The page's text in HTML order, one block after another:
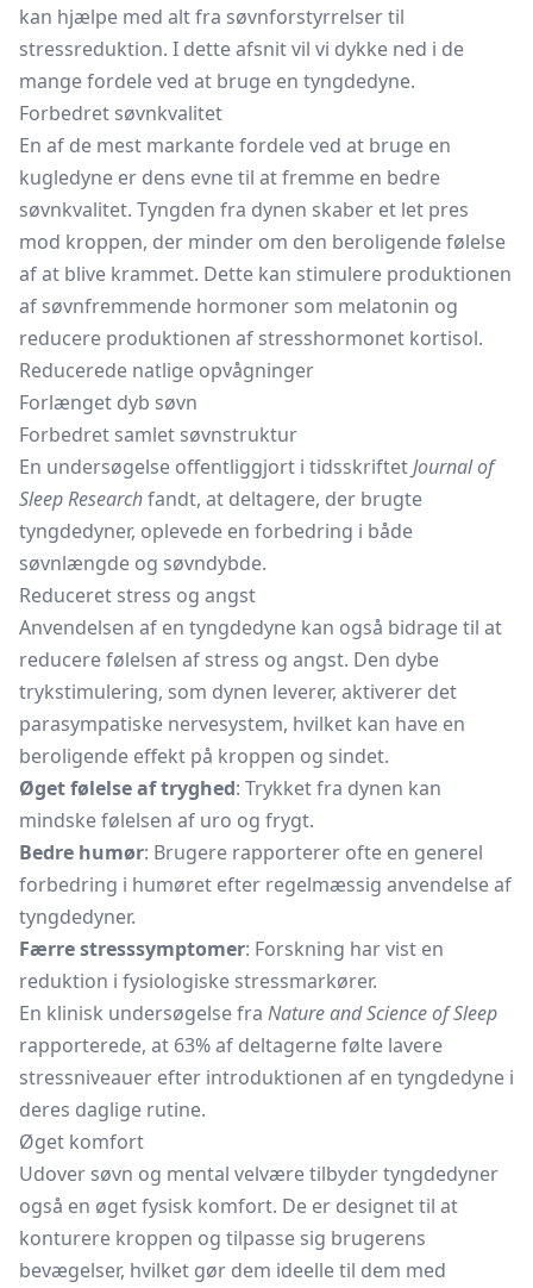
kan hjælpe med alt fra søvnforstyrrelser til
stressreduktion. I dette afsnit vil vi dykke ned i de
mange fordele ved at bruge en tyngdedyne.
Forbedret søvnkvalitet
En af de mest markante fordele ved at bruge en
kugledyne er dens evne til at fremme en bedre
søvnkvalitet. Tyngden fra dynen skaber et let pres
mod kroppen, der minder om den beroligende følelse
af at blive krammet. Dette kan stimulere produktionen
af søvnfremmende hormoner som melatonin og
reducere produktionen af stresshormonet kortisol.
Reducerede natlige opvågninger
Forlænget dyb søvn
Forbedret samlet søvnstruktur
En undersøgelse offentliggjort i tidsskriftetJournal of
Sleep Researchfandt, at deltagere, der brugte
tyngdedyner, oplevede en forbedring i både
søvnlængde og søvndybde.
Reduceret stress og angst
Anvendelsen af en tyngdedyne kan også bidrage til at
reducere følelsen af stress og angst. Den dybe
trykstimulering, som dynen leverer, aktiverer det
parasympatiske nervesystem, hvilket kan have en
beroligende effekt på kroppen og sindet.
Øget følelse af tryghed: Trykket fra dynen kan
mindske følelsen af uro og frygt.
Bedre humør: Brugere rapporterer ofte en generel
forbedring i humøret efter regelmæssig anvendelse af
tyngdedyner.
Færre stresssymptomer: Forskning har vist en
reduktion i fysiologiske stressmarkører.
En klinisk undersøgelse fra Nature and Science of Sleep
rapporterede, at 63% af deltagerne følte lavere
stressniveauer efter introduktionen af en tyngdedyne i
deres daglige rutine.
Øget komfort
Udover søvn og mental velvære tilbyder tyngdedyner
også en øget fysisk komfort. De er designet til at
konturere kroppen og tilpasse sig brugerens
bevægelser, hvilket gør dem ideelle til dem med